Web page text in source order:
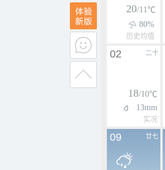
20/11℃
80%
历史均值
二十
02
18/10℃
13mm
实况
廿七
09